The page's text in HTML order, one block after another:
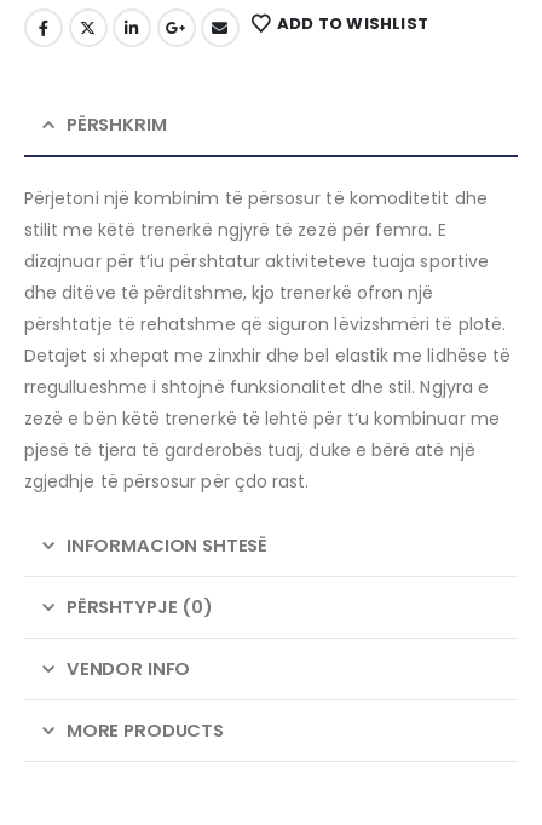
ADD TO WISHLIST
PËRSHKRIM
Përjetoni një kombinim të përsosur të komoditetit dhe
stilit me këtë trenerkë ngjyrë të zezë për femra. E
dizajnuar për t’iu përshtatur aktiviteteve tuaja sportive
dhe ditëve të përditshme, kjo trenerkë ofron një
përshtatje të rehatshme që siguron lëvizshmëri të plotë.
Detajet si xhepat me zinxhir dhe bel elastik me lidhëse të
rregullueshme i shtojnë funksionalitet dhe stil. Ngjyra e
zezë e bën këtë trenerkë të lehtë për t’u kombinuar me
pjesë të tjera të garderobës tuaj, duke e bërë atë një
zgjedhje të përsosur për çdo rast.
INFORMACION SHTESË
PËRSHTYPJE (0)
VENDOR INFO
MORE PRODUCTS